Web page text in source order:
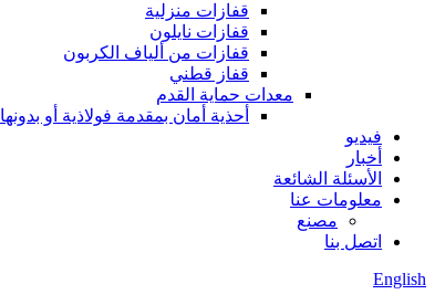
قفازات منزلية
قفازات نايلون
قفازات من ألياف الكربون
قفاز قطني
معدات حماية القدم
أحذية أمان بمقدمة فولاذية أو بدونها
فيديو
أخبار
الأسئلة الشائعة
معلومات عنا
مصنع
اتصل بنا
English